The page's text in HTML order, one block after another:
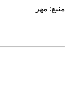
منبع: مهر